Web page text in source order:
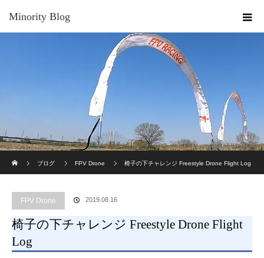
Minority Blog
ブログ
FPV Drone 椅子の下チャレンジ Freestyle Drone Flight Log
FPV Drone 2019.08.16
椅子の下チャレンジ Freestyle Drone Flight
Log